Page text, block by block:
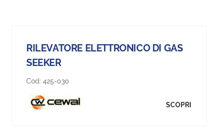
RILEVATORE ELETTRONICO DI GAS
SEEKER
Cod: 425-030
SCOPRI